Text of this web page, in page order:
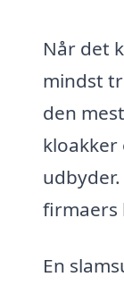
Når det
mindst
den
firmaers
En